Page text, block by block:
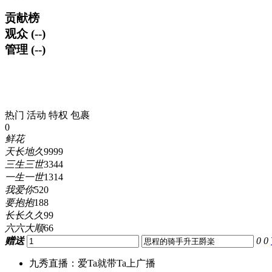
贡献榜
观众 (--)
管理 (--)
热门 活动 特权 包裹
0
鲜花
天长地久9999
三生三世3344
一生一世1314
我爱你520
要抱抱188
长长久久99
六六大顺66
赠送
0 0
九秀直播：爱Ta就带Ta上广播